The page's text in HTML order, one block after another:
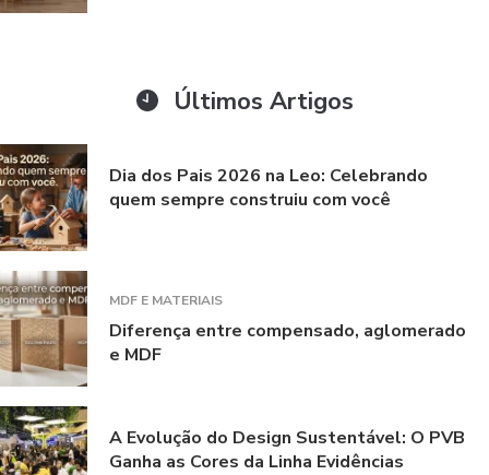
Últimos Artigos
Dia dos Pais 2026 na Leo: Celebrando
quem sempre construiu com você
MDF E MATERIAIS
Diferença entre compensado, aglomerado
e MDF
A Evolução do Design Sustentável: O PVB
Ganha as Cores da Linha Evidências